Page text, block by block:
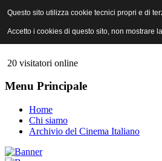
ANICA | Associazione Nazionale
20 visitatori online
Menu Principale
Home
Chi siamo
Archivio del Cinema Italiano
Questo sito utilizza cookie tecnici propri e di
Accetto i cookies di questo sito, non mostrare
Questo sito utilizza cookie tecnici propri e di
Accetto i cookies di questo sito, non mostrare